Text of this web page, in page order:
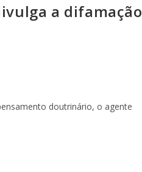
a difamação
doutrinário, o agente